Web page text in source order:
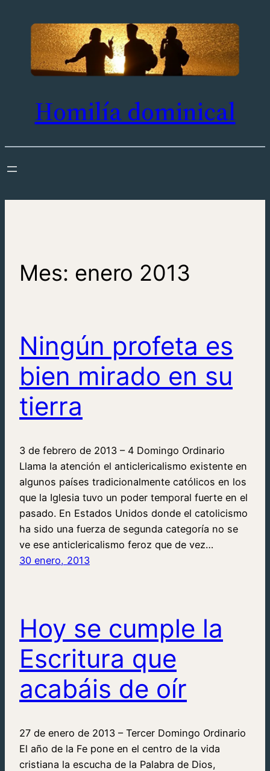
contenido
Homilía dominical
Mes: enero 2013
Ningún profeta es
bien mirado en su
tierra
3 de febrero de 2013 – 4 Domingo Ordinario
Llama la atención el anticlericalismo existente en
algunos países tradicionalmente católicos en los
que la Iglesia tuvo un poder temporal fuerte en el
pasado. En Estados Unidos donde el catolicismo
ha sido una fuerza de segunda categoría no se
ve ese anticlericalismo feroz que de vez…
30 enero, 2013
Hoy se cumple la
Escritura que
acabáis de oír
27 de enero de 2013 – Tercer Domingo Ordinario
El año de la Fe pone en el centro de la vida
cristiana la escucha de la Palabra de Dios,